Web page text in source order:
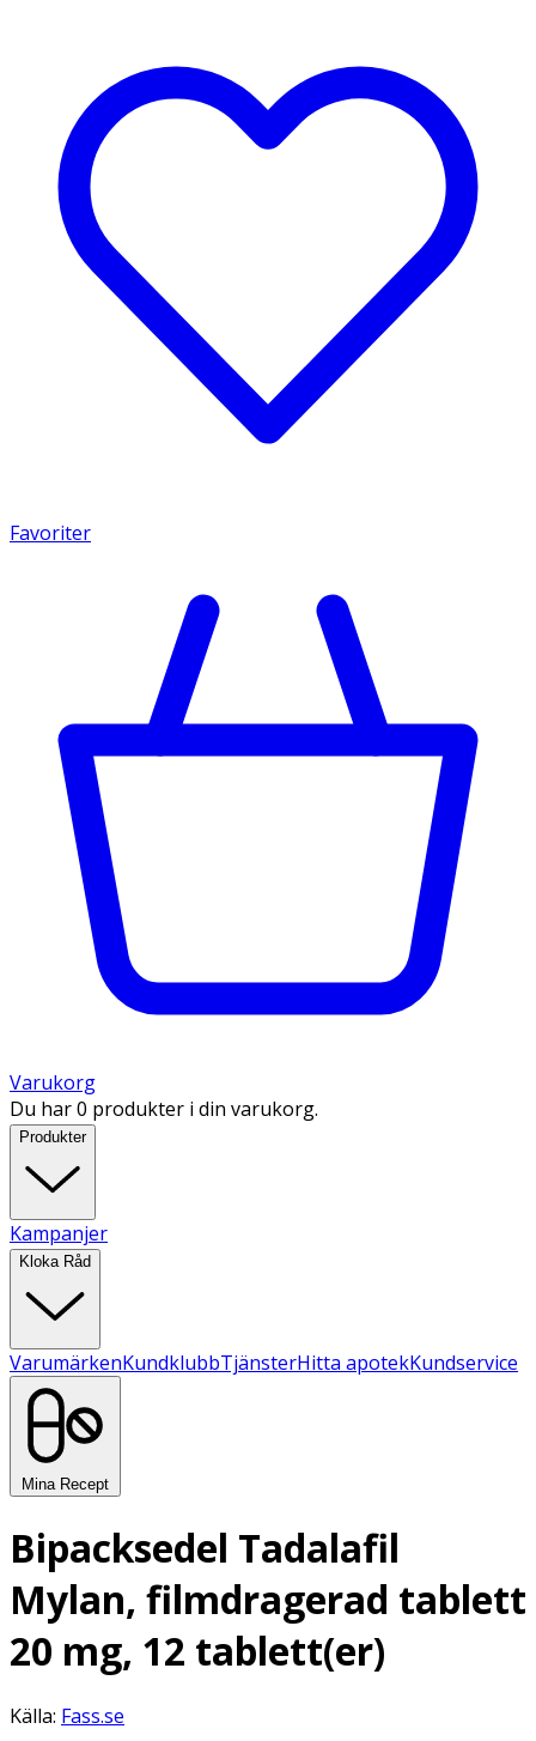
Favoriter
Varukorg
Du har 0 produkter i din varukorg.
Produkter
Kampanjer
Kloka Råd
VarumärkenKundklubbTjänsterHitta apotekKundservice
Mina Recept
Bipacksedel Tadalafil
Mylan, filmdragerad tablett
20 mg, 12 tablett(er)
Källa: Fass.se